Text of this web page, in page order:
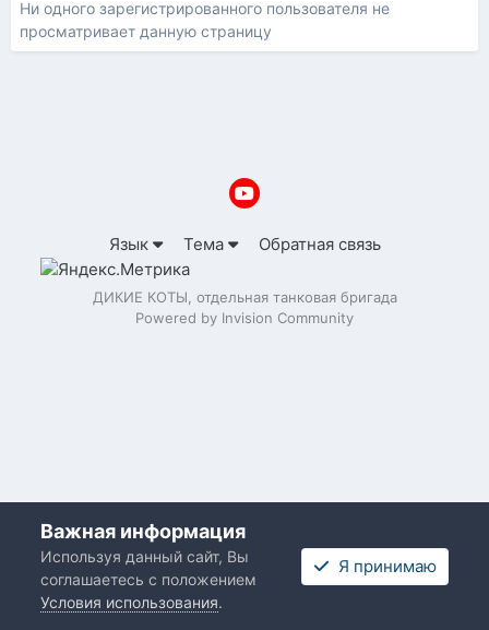
Ни одного зарегистрированного пользователя не
просматривает данную страницу
Язык Тема Обратная связь
ДИКИЕ КОТЫ, отдельная танковая бригада
Powered by Invision Community
Важная информация
Используя данный сайт, Вы
соглашаетесь с положением
Условия использования.
Я принимаю